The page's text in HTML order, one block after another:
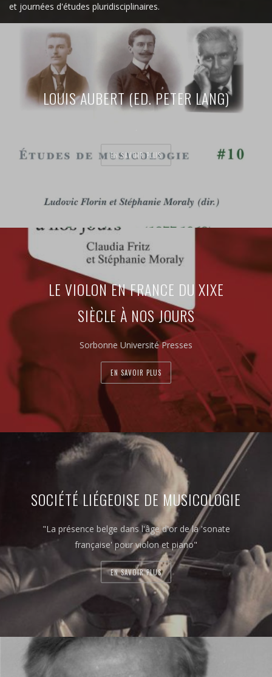
et journées d'études pluridisciplinaires.
LOUIS AUBERT (ED. PETER LANG)
EN SAVOIR PLUS
LE VIOLON EN FRANCE DU XIXE
SIÈCLE À NOS JOURS
Sorbonne Université Presses
EN SAVOIR PLUS
SOCIÉTÉ LIÉGEOISE DE MUSICOLOGIE
"La présence belge dans l'âge d'or de la 'sonate
française' pour violon et piano"
EN SAVOIR PLUS